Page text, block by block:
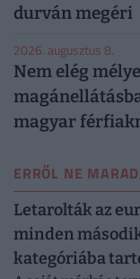
durván megéri
2026. augusztus 8.
Nem elég
magyar
ERRŐL NE
Letarolták az
minden
kategóriába